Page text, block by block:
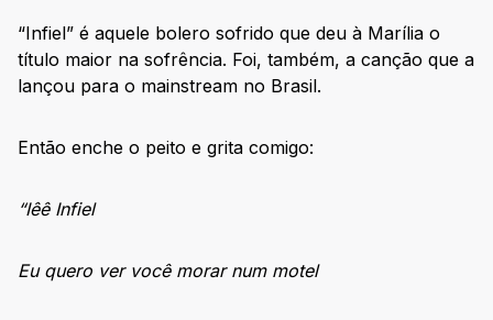
“Infiel” é aquele bolero sofrido que deu à Marília o
título maior na sofrência. Foi, também, a canção que a
lançou para o mainstream no Brasil.
Então enche o peito e grita comigo:
“Iêê Infiel
Eu quero ver você morar num motel